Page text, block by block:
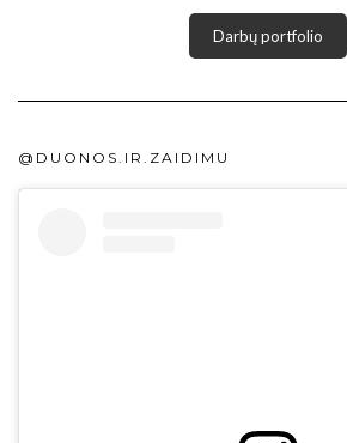
Darbų portfolio
@DUONOS.IR.ZAIDIMU